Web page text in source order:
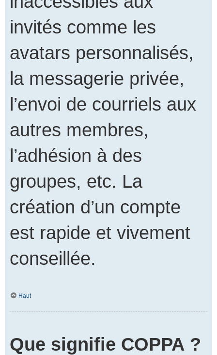
invités comme les
avatars personnalisés,
la messagerie privée,
l’envoi de courriels aux
autres membres,
l’adhésion à des
groupes, etc. La
création d’un compte
est rapide et vivement
conseillée.
Haut
Que signifie COPPA ?